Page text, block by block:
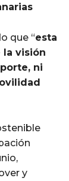
que “esta
la visión
ni
y